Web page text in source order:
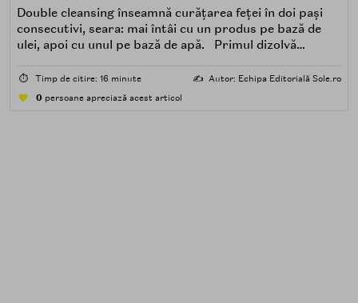
Double cleansing înseamnă curățarea feței în doi pași
consecutivi, seara: mai întâi cu un produs pe bază de
ulei, apoi cu unul pe bază de apă. Primul dizolvă
poluare. Al doilea îndepărtează impuritățile solubile în
⏱️ Timp de citire: 16 minute ✍️ Autor: Echipa Editorială Sole.ro
0 persoane apreciază acest articol